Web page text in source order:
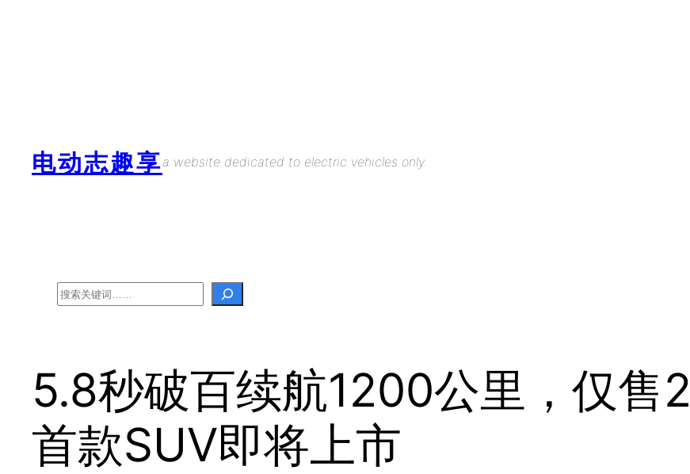
电动志趣享a website dedicated to electric vehicles only.
Search
5.8秒破百续航1200公里，仅售
首款SUV即将上市